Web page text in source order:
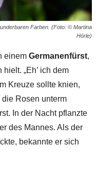
Farben. (Foto: © Martina
Hörle)
einem Germanenfürst,
„Eh’ ich dem
Kreuze sollte knien,
die Rosen unterm
In der Nacht pflanzte
des Mannes. Als der
bekannte er sich